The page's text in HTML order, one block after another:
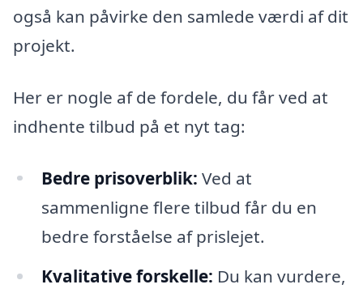
også kan påvirke den samlede værdi af dit
projekt.
Her er nogle af de fordele, du får ved at
indhente tilbud på et nyt tag:
Bedre prisoverblik: Ved at
sammenligne flere tilbud får du en
bedre forståelse af prislejet.
Kvalitative forskelle: Du kan vurdere,